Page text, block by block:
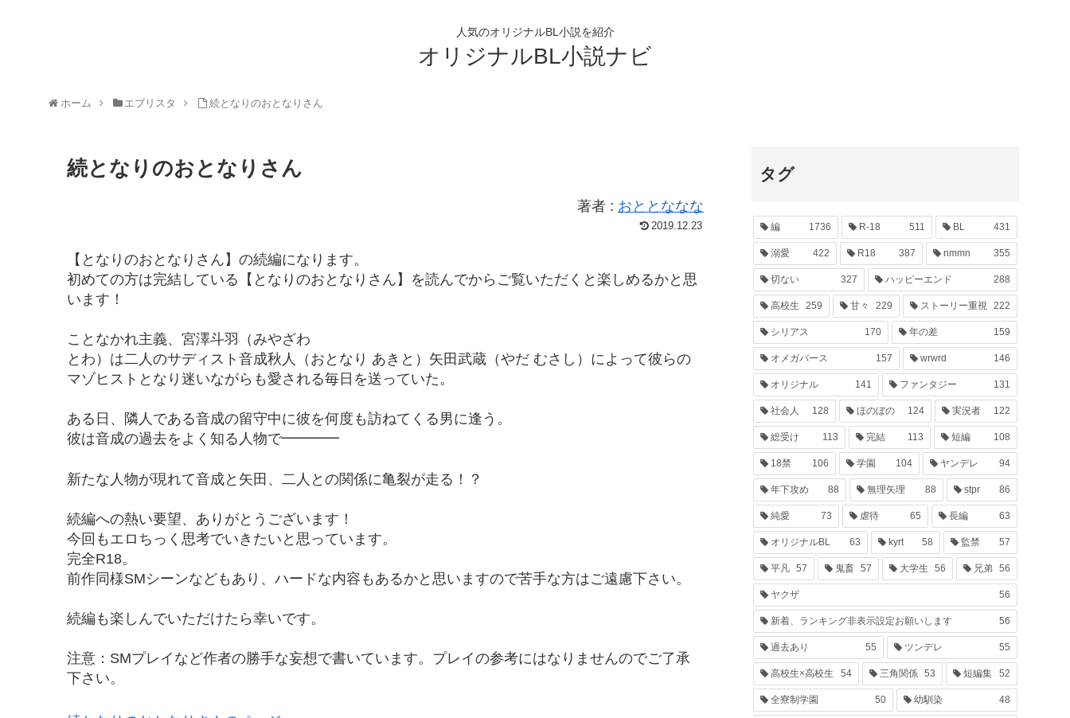
人気のオリジナルBL小説を紹介
オリジナルBL小説ナビ
ホーム エブリスタ 続となりのおとなりさん
続となりのおとなりさん
著者 : おととななな
2019.12.23
【となりのおとなりさん】の続編になります。
初めての方は完結している【となりのおとなりさん】を読んでからご覧いただくと楽しめるかと思
います！
ことなかれ主義、宮澤斗羽（みやざわ
とわ）は二人のサディスト音成秋人（おとなり あきと）矢田武蔵（やだ むさし）によって彼らの
マゾヒストとなり迷いながらも愛される毎日を送っていた。
ある日、隣人である音成の留守中に彼を何度も訪ねてくる男に逢う。
彼は音成の過去をよく知る人物で━━━━
新たな人物が現れて音成と矢田、二人との関係に亀裂が走る！？
続編への熱い要望、ありがとうございます！
今回もエロちっく思考でいきたいと思っています。
完全R18。
前作同様SMシーンなどもあり、ハードな内容もあるかと思いますので苦手な方はご遠慮下さい。
続編も楽しんでいただけたら幸いです。
注意：SMプレイなど作者の勝手な妄想で書いています。プレイの参考にはなりませんのでご了承
下さい。
タグ
編 1736 R-18 511 BL 431
溺愛 422 R18 387 nmmn 355
切ない 327 ハッピーエンド 288
高校生 259 甘々 229 ストーリー重視 222
シリアス 170 年の差 159
オメガバース 157 wrwrd 146
オリジナル 141 ファンタジー 131
社会人 128 ほのぼの 124 実況者 122
総受け 113 完結 113 短編 108
18禁 106 学園 104 ヤンデレ 94
年下攻め 88 無理矢理 88 stpr 86
純愛 73 虐待 65 長編 63
オリジナルBL 63 kyrt 58 監禁 57
平凡 57 鬼畜 57 大学生 56 兄弟 56
ヤクザ 56
新着、ランキング非表示設定お願いします 56
過去あり 55 ツンデレ 55
高校生×高校生 54 三角関係 53 短編集 52
全寮制学園 50 幼馴染 48